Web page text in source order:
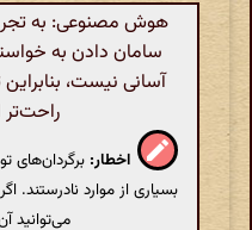
هوش مصنوعی: به
سامان دادن به
آسانی نیست،
اخطار:
بسیاری از موارد نادرستند.
می‌توانید